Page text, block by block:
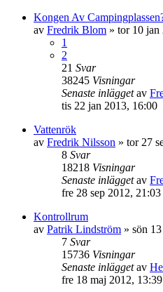
Kongen Av
av Fredrik Blom » tor 10 jan
1
2
21 Svar
38245 Visningar
Senaste inläggetav
tis 22 jan 2013, 16:00
Vattenrök
av Fredrik Nilsson » tor 27
8 Svar
18218 Visningar
Senaste inläggetav
fre 28 sep 2012, 21:03
Kontrollrum
av Patrik Lindström » sön
7 Svar
15736 Visningar
Senaste inläggetav
fre 18 maj 2012, 13:39